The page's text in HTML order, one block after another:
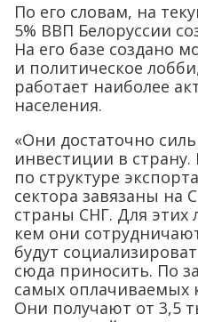
По его словам, на
5% ВВП Белоруссии
На его базе создано
и политическое
работает наиболее
населения.
«Они достаточно
инвестиции в
по структуре
сектора завязаны на
страны СНГ. Для
кем они
будут
сюда приносить. По
самых оплачиваемых
Они получают от 3,5